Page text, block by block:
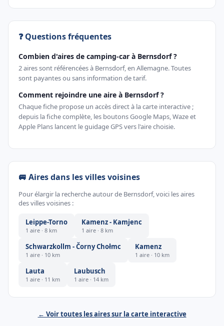
❓ Questions fréquentes
Combien d'aires de camping-car à Bernsdorf ?
2 aires sont référencées à Bernsdorf, en Allemagne. Toutes
sont payantes ou sans information de tarif.
Comment rejoindre une aire à Bernsdorf ?
Chaque fiche propose un accès direct à la carte interactive ;
depuis la fiche complète, les boutons Google Maps, Waze et
Apple Plans lancent le guidage GPS vers l'aire choisie.
🚐 Aires dans les villes voisines
Pour élargir la recherche autour de Bernsdorf, voici les aires
des villes voisines :
Leippe-Torno
1 aire · 8 km
Kamenz - Kamjenc
1 aire · 8 km
Schwarzkollm - Čorny Chołmc
1 aire · 10 km
Kamenz
1 aire · 10 km
Lauta
1 aire · 11 km
Laubusch
1 aire · 14 km
← Voir toutes les aires sur la carte interactive